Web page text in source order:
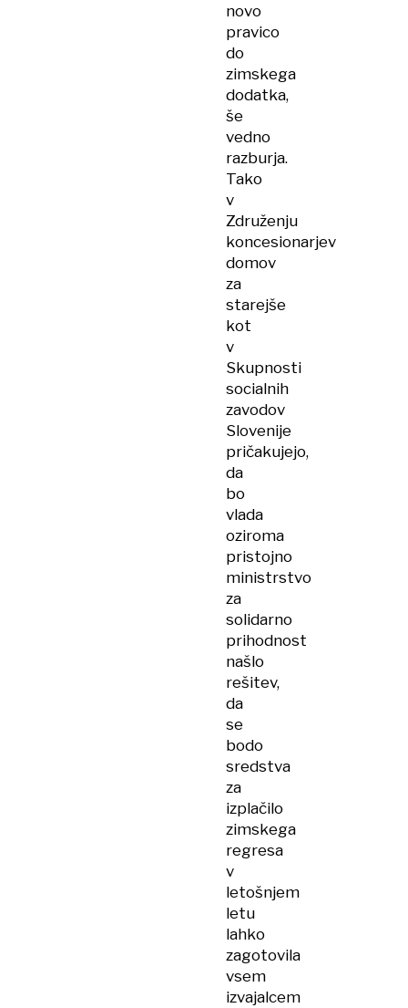
novo
pravico
do
zimskega
dodatka,
še
vedno
razburja.
Tako
v
Združenju
koncesionarjev
domov
za
starejše
kot
v
Skupnosti
socialnih
zavodov
Slovenije
pričakujejo,
da
bo
vlada
oziroma
pristojno
ministrstvo
za
solidarno
prihodnost
našlo
rešitev,
da
se
bodo
sredstva
za
izplačilo
zimskega
regresa
v
letošnjem
letu
lahko
zagotovila
vsem
izvajalcem